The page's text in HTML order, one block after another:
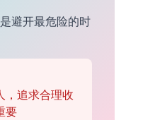
避开最危险的时
，追求合理收
要